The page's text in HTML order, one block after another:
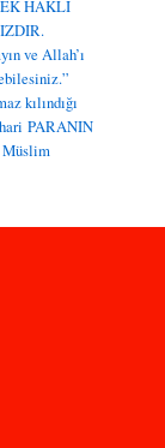
HAKLI
ve Allah’ı
kılındığı
PARANIN